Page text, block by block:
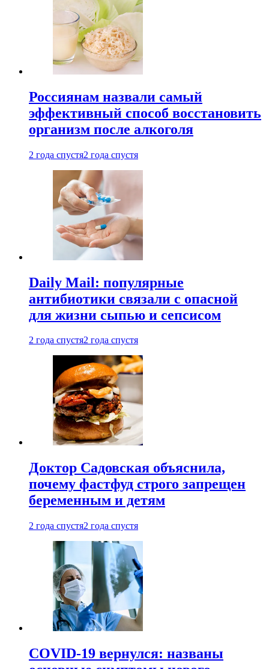
Россиянам назвали самый
эффективный способ восстановить
организм после алкоголя
2 года спустя2 года спустя
Daily Mail: популярные
антибиотики связали с опасной
для жизни сыпью и сепсисом
2 года спустя2 года спустя
Доктор Садовская объяснила,
почему фастфуд строго запрещен
беременным и детям
2 года спустя2 года спустя
COVID-19 вернулся: названы